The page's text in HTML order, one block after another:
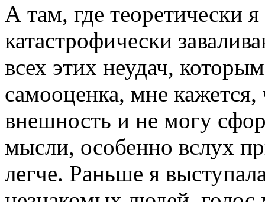
А там, где теоретически
катастрофически
всех этих неудач,
самооценка, мне
внешность и не могу
мысли, особенно вслух
легче. Раньше я